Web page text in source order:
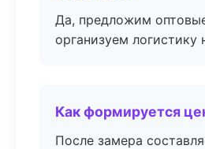
Да, предложим
организуем логистику
Как формируется
После замера